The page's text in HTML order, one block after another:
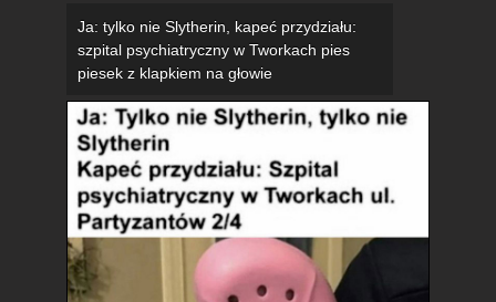
Ja: tylko nie Slytherin, kapeć przydziału:
szpital psychiatryczny w Tworkach pies
piesek z klapkiem na głowie